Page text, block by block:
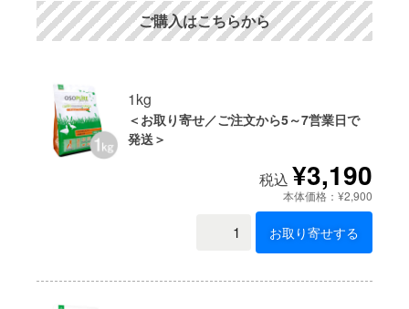
ご購入はこちらから
1kg
＜お取り寄せ／ご注文から5～7営業日で
発送＞
税込 ¥3,190
本体価格：¥2,900
お取り寄せする